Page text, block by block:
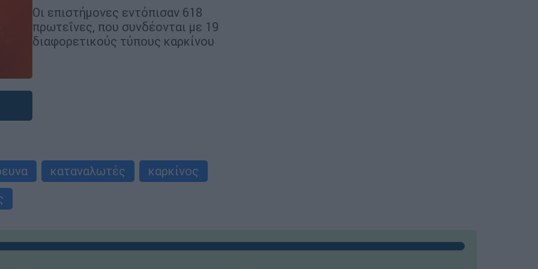
Οι επιστήμονες εντόπισαν 618
πρωτεΐνες, που συνδέονται με 19
διαφορετικούς τύπους καρκίνου
καταναλωτές
καρκίνος